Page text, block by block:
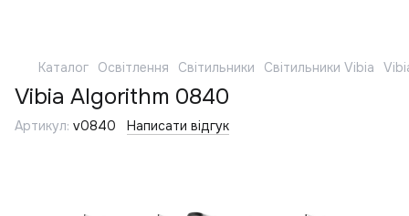
Каталог Освітлення Світильники Світильники Vibia
Vibia Algorithm 0840
Артикул: v0840 Написати відгук